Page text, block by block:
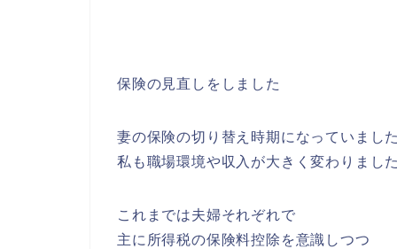
保険の見直しをしました
妻の保険の切り替え時期になっていまし
私も職場環境や収入が大きく変わりまし
これまでは夫婦それぞれで
主に所得税の保険料控除を意識しつつ